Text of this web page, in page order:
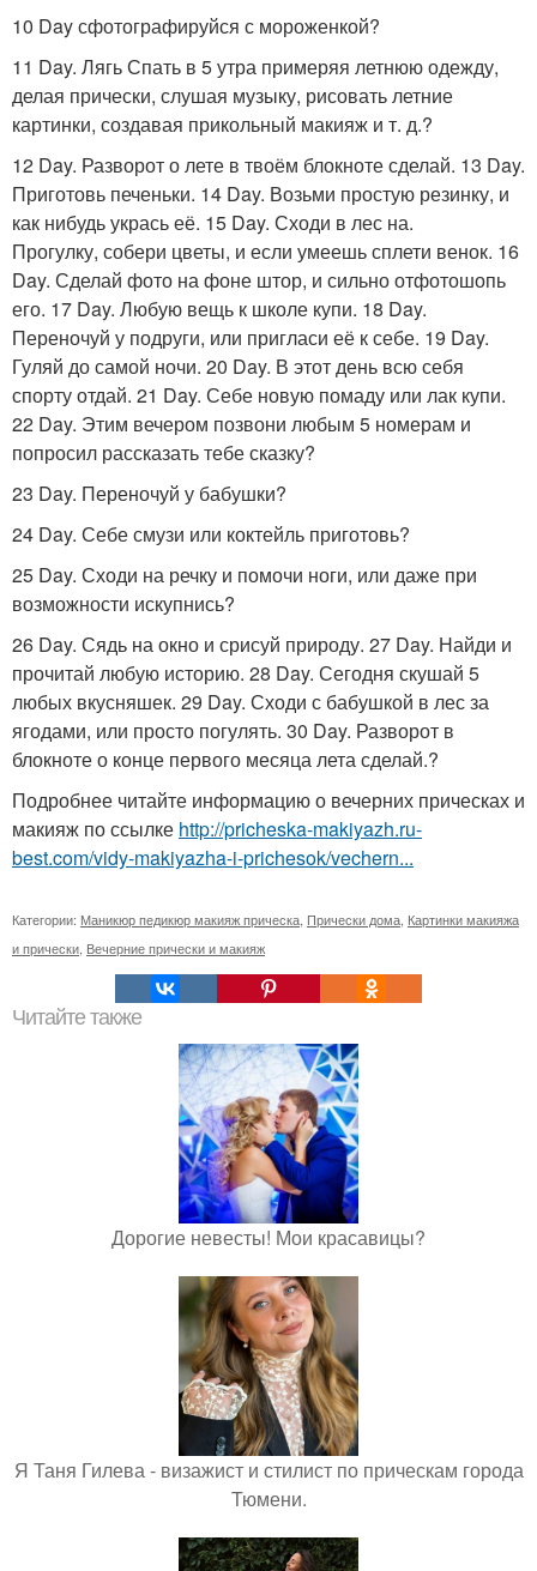
10 Day сфотографируйся с мороженкой?
11 Day. Лягь Спать в 5 утра примеряя летнюю одежду,
делая прически, слушая музыку, рисовать летние
картинки, создавая прикольный макияж и т. д.?
12 Day. Разворот о лете в твоём блокноте сделай. 13 Day.
Приготовь печеньки. 14 Day. Возьми простую резинку, и
как нибудь укрась её. 15 Day. Сходи в лес на.
Прогулку, собери цветы, и если умеешь сплети венок. 16
Day. Сделай фото на фоне штор, и сильно отфотошопь
его. 17 Day. Любую вещь к школе купи. 18 Day.
Переночуй у подруги, или пригласи её к себе. 19 Day.
Гуляй до самой ночи. 20 Day. В этот день всю себя
спорту отдай. 21 Day. Себе новую помаду или лак купи.
22 Day. Этим вечером позвони любым 5 номерам и
попросил рассказать тебе сказку?
23 Day. Переночуй у бабушки?
24 Day. Себе смузи или коктейль приготовь?
25 Day. Сходи на речку и помочи ноги, или даже при
возможности искупнись?
26 Day. Сядь на окно и срисуй природу. 27 Day. Найди и
прочитай любую историю. 28 Day. Сегодня скушай 5
любых вкусняшек. 29 Day. Сходи с бабушкой в лес за
ягодами, или просто погулять. 30 Day. Разворот в
блокноте о конце первого месяца лета сделай.?
Подробнее читайте информацию о вечерних прическах и
макияж по ссылке http://pricheska-makiyazh.ru-
best.com/vidy-makiyazha-i-prichesok/vechern...
Категории: Маникюр педикюр макияж прическа Прически дома Картинки макияжа
и прически Вечерние прически и макияж
Читайте также
Дорогие невесты! Мои красавицы?
Я Таня Гилева - визажист и стилист по прическам города
Тюмени.